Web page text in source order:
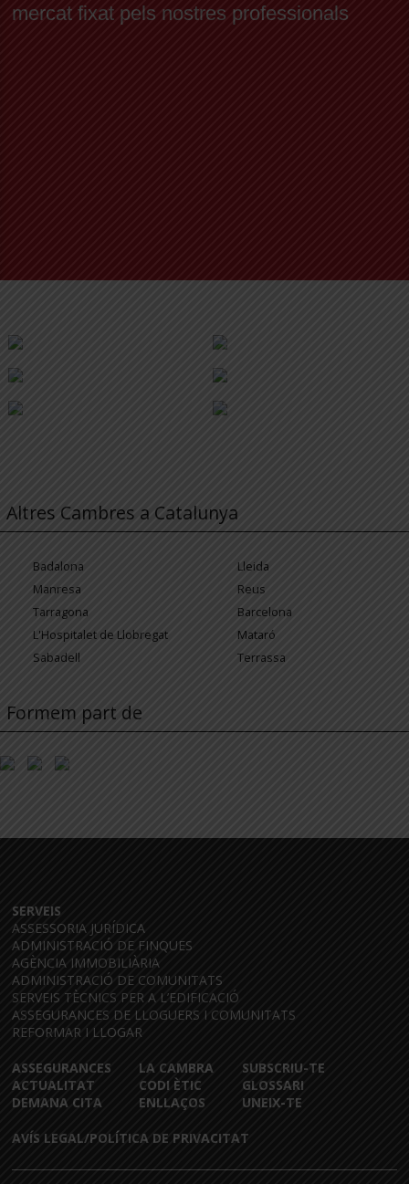
mercat fixat pels nostres professionals
Altres Cambres a Catalunya
Badalona
Lleida
Manresa
Reus
Tarragona
Barcelona
L'Hospitalet de Llobregat
Mataró
Sabadell
Terrassa
Formem part de
SERVEIS
ASSESSORIA JURÍDICA
ADMINISTRACIÓ DE FINQUES
AGÈNCIA IMMOBILIÀRIA
ADMINISTRACIÓ DE COMUNITATS
SERVEIS TÈCNICS PER A L’EDIFICACIÓ
ASSEGURANCES DE LLOGUERS I COMUNITATS
REFORMAR I LLOGAR
ASSEGURANCES
ACTUALITAT
DEMANA CITA
LA CAMBRA
CODI ÈTIC
ENLLAÇOS
SUBSCRIU-TE
GLOSSARI
UNEIX-TE
AVÍS LEGAL/POLÍTICA DE PRIVACITAT